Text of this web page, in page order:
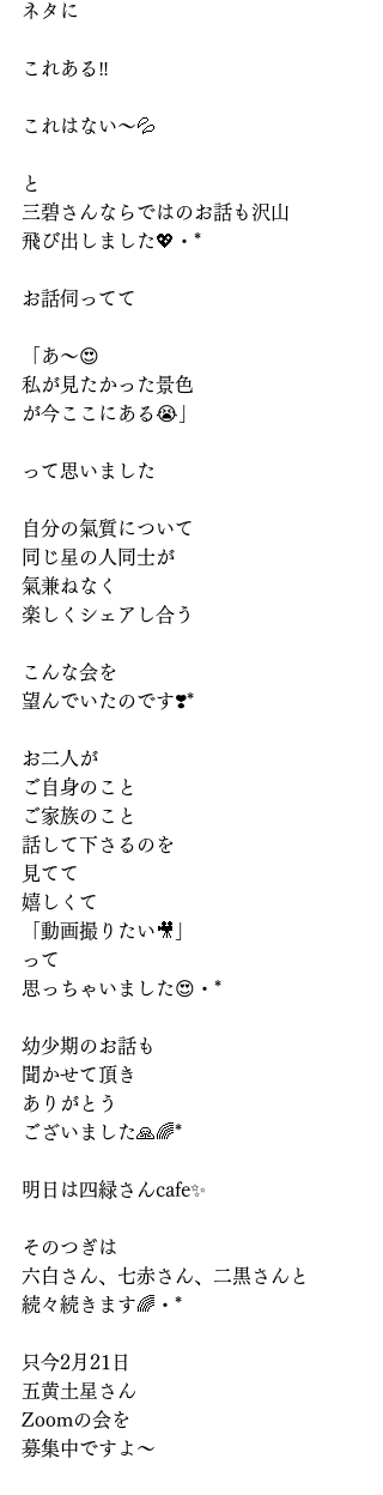
ネタに
これある‼️
これはない～💦
と
三碧さんならではのお話も沢山
飛び出しました💖・*
お話伺ってて
「あ～😍
私が見たかった景色
が今ここにある😭」
って思いました
自分の氣質について
同じ星の人同士が
氣兼ねなく
楽しくシェアし合う
こんな会を
望んでいたのです❣️*
お二人が
ご自身のこと
ご家族のこと
話して下さるのを
見てて
嬉しくて
「動画撮りたい🎥」
って
思っちゃいました😍・*
幼少期のお話も
聞かせて頂き
ありがとう
ございました🙏🌈*
明日は四緑さんcafe✨
そのつぎは
六白さん、七赤さん、二黒さんと
続々続きます🌈・*
只今2月21日
五黄土星さん
Zoomの会を
募集中ですよ～